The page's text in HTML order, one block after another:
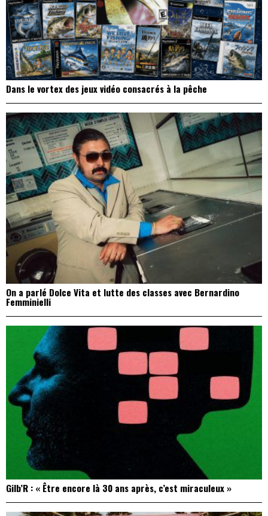
Dans le vortex des jeux vidéo consacrés à la pêche
On a parlé Dolce Vita et lutte des classes avec Bernardino
Femminielli
Gilb’R : « Être encore là 30 ans après, c’est miraculeux »